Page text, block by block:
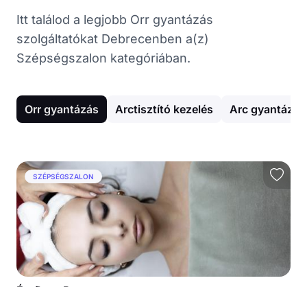
Itt találod a legjobb Orr gyantázás
szolgáltatókat Debrecenben a(z)
Szépségszalon kategóriában.
Orr gyantázás Arctisztító kezelés Arc gyantázás
SZÉPSÉGSZALON